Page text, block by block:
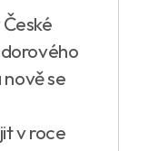
se
v roce